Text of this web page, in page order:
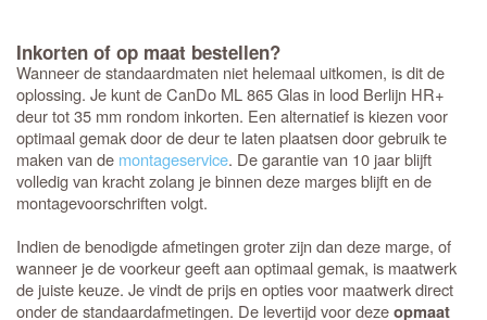
Inkorten of op maat bestellen?
Wanneer de standaardmaten niet helemaal uitkomen, is dit de
oplossing. Je kunt de CanDo ML 865 Glas in lood Berlijn HR+
deur tot 35 mm rondom inkorten. Een alternatief is kiezen voor
optimaal gemak door de deur te laten plaatsen door gebruik te
maken van de montageservice. De garantie van 10 jaar blijft
volledig van kracht zolang je binnen deze marges blijft en de
montagevoorschriften volgt.
Indien de benodigde afmetingen groter zijn dan deze marge, of
wanneer je de voorkeur geeft aan optimaal gemak, is maatwerk
de juiste keuze. Je vindt de prijs en opties voor maatwerk direct
onder de standaardafmetingen. De levertijd voor dezeopmaat